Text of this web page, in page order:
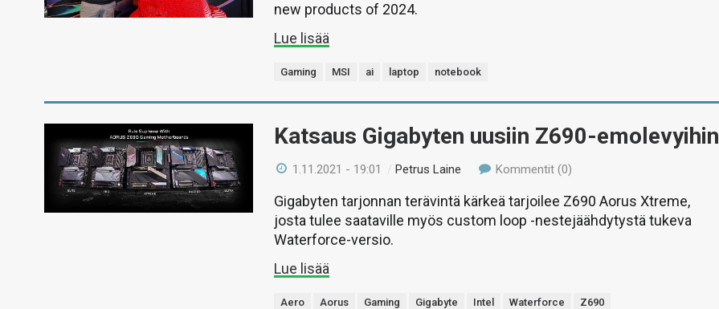
new products of 2024.
Lue lisää
Gaming MSI ai laptop notebook
Katsaus Gigabyten uusiin Z690-emolevyihin
1.11.2021 - 19:01 /Petrus Laine Kommentit (0)
Gigabyten tarjonnan terävintä kärkeä tarjoilee Z690 Aorus Xtreme,
josta tulee saataville myös custom loop -nestejäähdytystä tukeva
Waterforce-versio.
Lue lisää
Aero Aorus Gaming Gigabyte Intel Waterforce Z690